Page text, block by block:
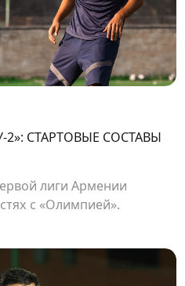
СТАРТОВЫЕ СОСТАВЫ
лиги Армении
с «Олимпией».